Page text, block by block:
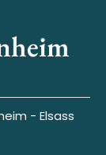
- Elsass